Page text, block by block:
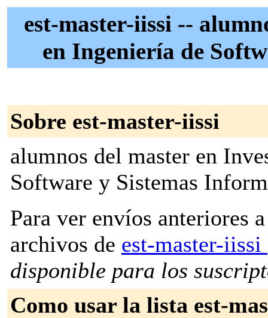
est-master-iissi --
en Ingeniería de
Sobre est-master-iissi
alumnos del master en
Software y Sistemas
Para ver envíos anteriores
archivos de est-master-iissi
disponible para los
Como usar la lista est-